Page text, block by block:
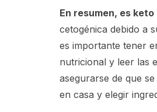
En resumen, es
cetogénica debido a
es importante tener
nutricional y leer las
asegurarse de que
en casa y elegir